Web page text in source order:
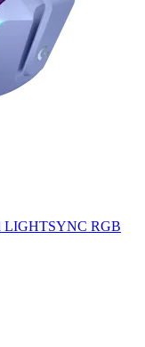
LIGHTSYNC RGB